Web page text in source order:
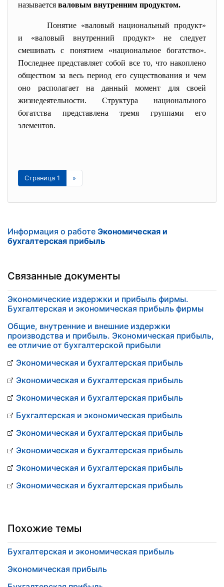
называется валовым внутренним продуктом.
Понятие «валовый национальный продукт»
и «валовый внутренний продукт» не следует
смешивать с понятием «национальное богатство».
Последнее представляет собой все то, что накоплено
обществом за весь период его существования и чем
оно располагает на данный момент для своей
жизнедеятельности. Структура национального
богатства представлена тремя группами его
элементов.
Страница 1 »
Информация о работе Экономическая и
бухгалтерская прибыль
Связанные документы
Экономические издержки и прибыль фирмы.
Бухгалтерская и экономическая прибыль фирмы
Общие, внутренние и внешние издержки
производства и прибыль. Экономическая прибыль,
ее отличие от бухгалтерской прибыли
Экономическая и бухгалтерская прибыль
Экономическая и бухгалтерская прибыль
Экономическая и бухгалтерская прибыль
Бухгалтерская и экономическая прибыль
Экономическая и бухгалтерская прибыль
Экономическая и бухгалтерская прибыль
Экономическая и бухгалтерская прибыль
Экономическая и бухгалтерская прибыль
Похожие темы
Бухгалтерская и экономическая прибыль
Экономическая прибыль